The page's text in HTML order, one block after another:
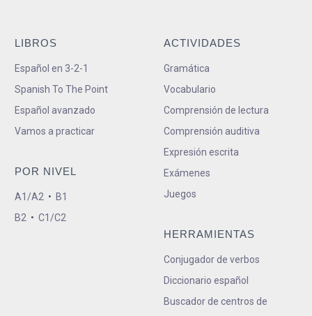
LIBROS
Español en 3-2-1
Spanish To The Point
Español avanzado
Vamos a practicar
POR NIVEL
A1/A2 • B1
B2 • C1/C2
ACTIVIDADES
Gramática
Vocabulario
Comprensión de lectura
Comprensión auditiva
Expresión escrita
Exámenes
Juegos
HERRAMIENTAS
Conjugador de verbos
Diccionario español
Buscador de centros de